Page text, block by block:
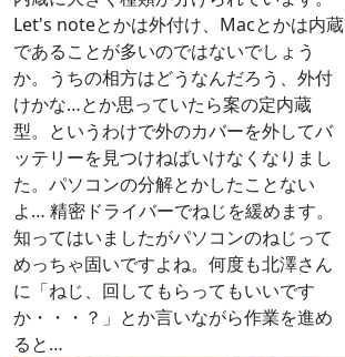
Let's noteとかは外付け、Macとかは内蔵
であることが多いのではないでしょう
か。うちの相方はどうなんだろう、外付
けかな…とか思っていたら案の定内蔵
型。というわけで外のカバーを外してバ
ッテリーを見つけねばいけなくなりまし
た。パソコンの分解とかしたことない
よ… 精密ドライバーでねじを緩めます。
知ってはいましたがパソコンのねじって
めっちゃ固いですよね。何度も北澤さん
に「ねじ、回してもらってもいいです
か・・・？」とか言いながら作業を進め
ると…